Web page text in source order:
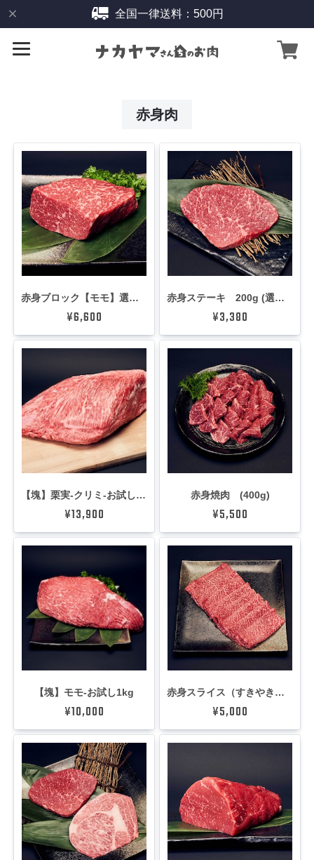
全国一律送料：500円
赤身肉
赤身ブロック【モモ】選べる容量
¥6,600
赤身ステーキ 200g (選べる枚数)
¥3,380
【塊】栗実-クリミ-お試し1kg
¥13,900
赤身焼肉 (400g)
¥5,500
【塊】モモ-お試し1kg
¥10,000
赤身スライス（すきやき・しゃぶしゃぶ用） (400g)
¥5,000